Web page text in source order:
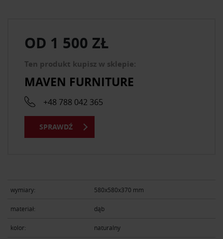
wymiary: 580x580x370 mm
materiał: dąb
kolor: naturalny
OD 1 500 ZŁ
Ten produkt kupisz w sklepie:
MAVEN FURNITURE
+48 788 042 365
SPRAWDŹ